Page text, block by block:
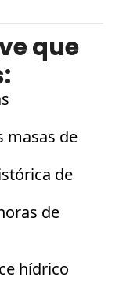
que
masas de
de
de
hídrico